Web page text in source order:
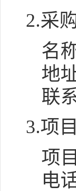
2.采
名
地
联
3.项
项
电